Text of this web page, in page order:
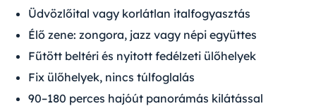
Üdvözlőital vagy korlátlan italfogyasztás
Élő zene: zongora, jazz vagy népi együttes
Fűtött beltéri és nyitott fedélzeti ülőhelyek
Fix ülőhelyek, nincs túlfoglalás
90–180 perces hajóút panorámás kilátással